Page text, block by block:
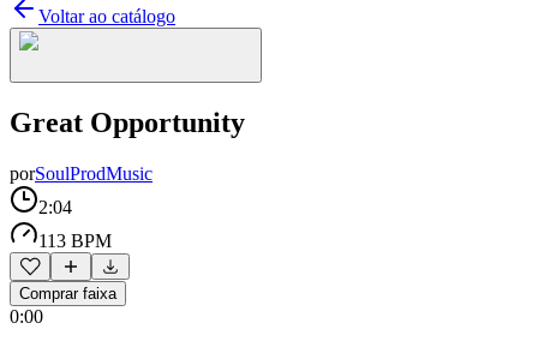
Voltar ao catálogo
Great Opportunity
porSoulProdMusic
2:04
113 BPM
Comprar faixa
0:00